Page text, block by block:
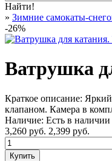
Найти!
» Зимние самокаты-
-26%
Ватрушка
Краткое описание:
клапаном. Камера в
Наличие: Есть в наличии
3,260 руб. 2,399 руб.